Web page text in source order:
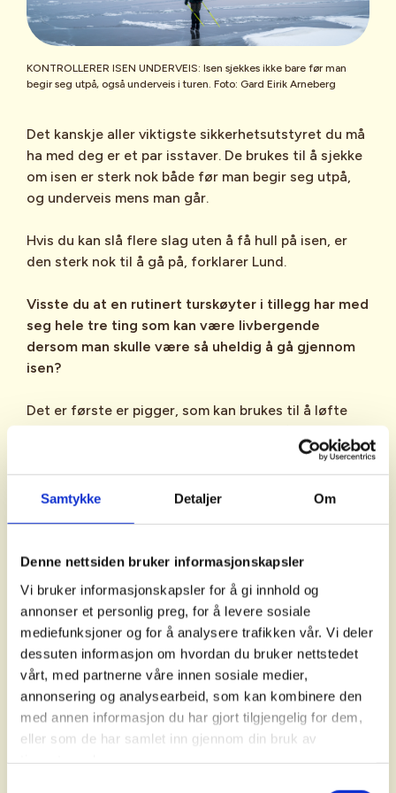
Samtykke Detaljer Om
Denne nettsiden bruker informasjonskapsler
Vi bruker informasjonskapsler for å gi innhold og
annonser et personlig preg, for å levere sosiale
mediefunksjoner og for å analysere trafikken vår. Vi deler
dessuten informasjon om hvordan du bruker nettstedet
vårt, med partnerne våre innen sosiale medier,
annonsering og analysearbeid, som kan kombinere den
med annen informasjon du har gjort tilgjengelig for dem,
eller som de har samlet inn gjennom din bruk av
Isstaver
Pigger
Kasteline
turskøytene på skisko med skibindinger.
tursekk med tørt skift, mat og drikke. Den
er festet med en såkalt skrittreim, som
gjør at han ikke får sekken flytende opp i
Det finnes ikke trygg is, bare
trygge skøytere.Du må alltid ta
ansvar for å sjekke isen selv.
Ha alltid med deg
undersøke isen, ispigger rundt
halsen, kasteline for redning
og en ryggsekk med magebelte og
skrittstropp.
Ikke gå alene på isen.Gå alltid på
skøyter sammen med noen, gjerne
På skøyter med barn:
Hold barna
innenfor ett område.
Det bør helst
øks.
Bruk isstavene ofte og observer
KONTROLLERER ISEN UNDERVEIS: Isen sjekkes ikke bare før man
begir seg utpå, også underveis i turen. Foto: Gard Eirik Arneberg
Det kanskje aller viktigste sikkerhetsutstyret du må
ha med deg er et par isstaver. De brukes til å sjekke
om isen er sterk nok både før man begir seg utpå,
og underveis mens man går.
Hvis du kan slå flere slag uten å få hull på isen, er
den sterk nok til å gå på, forklarer Lund.
Visste du at en rutinert turskøyter i tillegg har med
seg hele tre ting som kan være livbergende
dersom man skulle være så uheldig å gå gjennom
isen?
Det er første er pigger, som kan brukes til å løfte
seg opp av vannet. Er det for vanskelig å komme
seg opp selv, må man tilkalle hjelp, og derfor er det
også anbefalt å ha med seg en skarp fløyte. Det
siste man bør ha dersom uhellet er ute, er ei line,
Brukvarsom.no for isvarslinger. Der kan du få et
inntrykk av isforholdene og om det kan være farbar
is der du er.
Oddvin Lunds tips til trygg
turskøyting.
Oddvin Lund har lang erfaring med turskøyter og